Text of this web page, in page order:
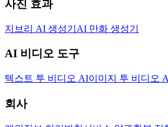
사진 효과
지브리 AI 생성기 AI 만화 생성기
AI 비디오 도구
텍스트 투 비디오 AI이미지 투 비디오
회사